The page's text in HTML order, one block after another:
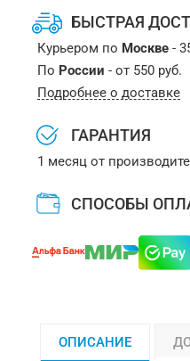
БЫСТРАЯ
Курьером по Москве-
По России - от 550 руб.
Подробнее о доставке
ГАРАНТИЯ
1 месяц от
СПОСОБЫ
ОПИСАНИЕ